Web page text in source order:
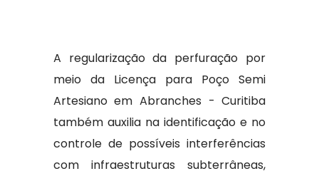
A regularização da perfuração por
meio da Licença para Poço Semi
Artesiano em Abranches - Curitiba
também auxilia na identificação e no
controle de possíveis interferências
com infraestruturas subterrâneas,